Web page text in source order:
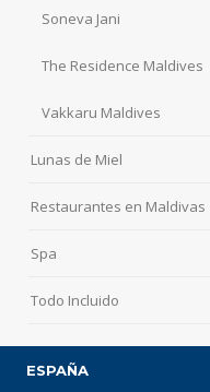
Soneva Jani
The Residence Maldives
Vakkaru Maldives
Lunas de Miel
Restaurantes en Maldivas
Spa
Todo Incluido
ESPAÑA